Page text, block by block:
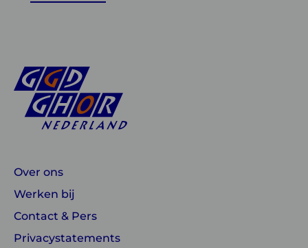
Over ons
Werken bij
Contact & Pers
Privacystatements